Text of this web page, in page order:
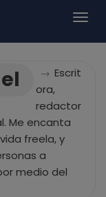
→ Escrit
ora,
redactor
Me encanta
freela, y
a
medio del